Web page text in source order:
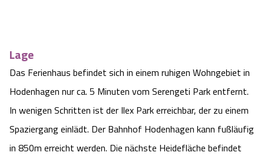
Videos
Shop
Naturhotels
Urlaub mit Hund
Das verrückte Haus
Abenteuerland Trampolin-Park
Battle Kart Bispingen
Lage
Das Ferienhaus befindet sich in einem ruhigen Wohngebiet in
Hodenhagen nur ca. 5 Minuten vom Serengeti Park entfernt.
In wenigen Schritten ist der Ilex Park erreichbar, der zu einem
Spaziergang einlädt. Der Bahnhof Hodenhagen kann fußläufig
in 850m erreicht werden. Die nächste Heidefläche befindet